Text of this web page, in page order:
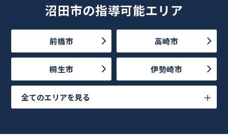
沼田市の指導可能エリア
前橋市 高崎市
桐生市 伊勢崎市
全てのエリアを見る